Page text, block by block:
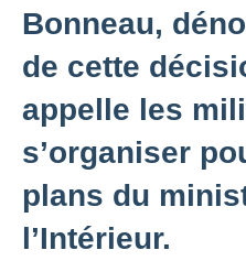
Bonneau,
de cette
appelle les
s’organiser
plans du
l’Intérieur.